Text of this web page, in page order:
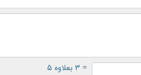
= ۳ بعلاوه ۵